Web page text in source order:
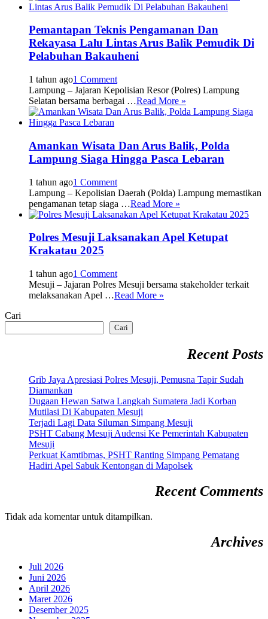
Pemantapan Teknis Pengamanan Dan
Rekayasa Lalu Lintas Arus Balik Pemudik Di
Pelabuhan Bakauheni
1 tahun ago1 Comment
Lampung – Jajaran Kepolisian Resor (Polres) Lampung
Selatan bersama berbagai …Read More »
Amankan Wisata Dan Arus Balik, Polda
Lampung Siaga Hingga Pasca Lebaran
1 tahun ago1 Comment
Lampung – Kepolisian Daerah (Polda) Lampung memastikan
pengamanan tetap siaga …Read More »
Polres Mesuji Laksanakan Apel Ketupat
Krakatau 2025
1 tahun ago1 Comment
Mesuji – Jajaran Polres Mesuji bersama stakeholder terkait
melaksanakan Apel …Read More »
Cari
Cari
Recent Posts
Grib Jaya Apresiasi Polres Mesuji, Pemusna Tapir Sudah
Diamankan
Dugaan Hewan Satwa Langkah Sumatera Jadi Korban
Mutilasi Di Kabupaten Mesuji
Terjadi Lagi Data Siluman Simpang Mesuji
PSHT Cabang Mesuji Audensi Ke Pemerintah Kabupaten
Mesuji
Perkuat Kamtibmas, PSHT Ranting Simpang Pematang
Hadiri Apel Sabuk Kentongan di Mapolsek
Recent Comments
Tidak ada komentar untuk ditampilkan.
Archives
Juli 2026
Juni 2026
April 2026
Maret 2026
Desember 2025